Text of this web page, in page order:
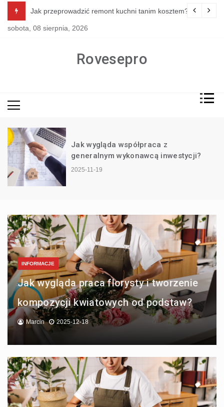
content
od podstaw?
Jak przeprowadzić remont kuchni tanim kosztem?
sobota, 08 sierpnia, 2026
Rovesepro
Jak wygląda współpraca z
generalnym wykonawcą inwestycji?
2025-11-19
INFORMACJE
Jak wygląda praca florysty i tworzenie
kompozycji kwiatowych od podstaw?
Marcin 2025-12-18
INFORMACJE
Jak wygląda współpraca z generalnym
wykonawcą inwestycji?
Marcin 2025-11-19
INFORMACJE
Tradycyjne i nowoczesne wzory zniczy
– co wybrać?
Marcin 2025-11-12